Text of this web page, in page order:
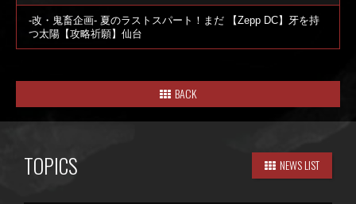
-改・鬼畜企画- 夏のラストスパート！まだ 【Zepp DC】牙を持
つ太陽【攻略祈願】仙台
BACK
TOPICS NEWS LIST